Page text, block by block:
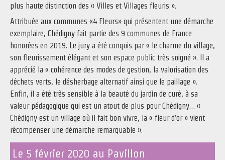
plus haute distinction des « Villes et Villages fleuris ».
Attribuée aux communes «4 Fleurs» qui présentent une démarche
exemplaire, Chédigny fait partie des 9 communes de France
honorées en 2019. Le jury a été conquis par « le charme du village,
son fleurissement élégant et son espace public très soigné ». Il a
apprécié la « cohérence des modes de gestion, la valorisation des
déchets verts, le désherbage alternatif ainsi que le paillage ».
Enfin, il a été très sensible à la beauté du jardin de curé, à sa
valeur pédagogique qui est un atout de plus pour Chédigny… «
Chédigny est un village où il fait bon vivre, la « fleur d’or » vient
récompenser une démarche remarquable ».
Le 5 février 2020 au Pavillon